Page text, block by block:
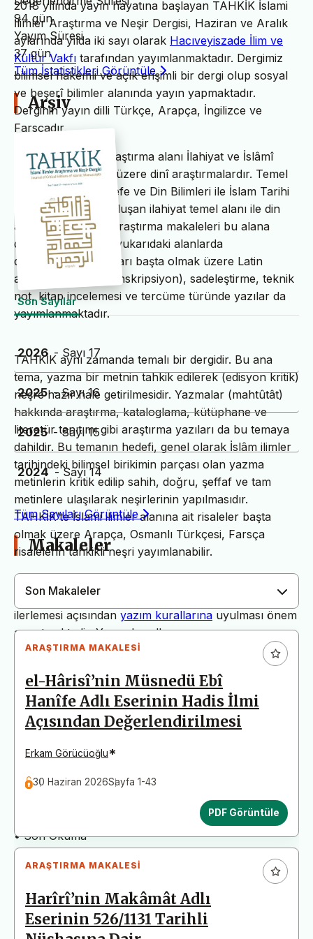
2018 yılında yayın hayatına başlayan TAHKİK İslami
İlimler Araştırma ve Neşir Dergisi, Haziran ve Aralık
aylarında yılda iki sayı olarak Hacıveyiszade İlim ve
Kültür Vakfı tarafından yayımlanmaktadır. Dergimiz
bilimsel hakemli ve açık erişimli bir dergi olup sosyal
ve beşerî bilimler alanında yayın yapmaktadır.
Derginin yayın dilli Türkçe, Arapça, İngilizce ve
Farsçadır.
TAHKİK’in temel araştırma alanı İlahiyat ve İslâmî
ilimler başta olmak üzere dinî araştırmalardır. Temel
İslam Bilimleri, Felsefe ve Din Bilimleri ile İslam Tarihi
ve Sanatları’ndan oluşan ilahiyat temel alanı ile din
alanındaki bilimsel araştırma makaleleri bu alana
dâhildir. TAHKİK’te yukarıdaki alanlarda
değerlendirme yazıları başta olmak üzere Latin
alfabesine nakil (transkripsiyon), sadeleştirme, teknik
not, kitap incelemesi ve tercüme türünde yazılar da
yayımlanmaktadır.
TAHKİK aynı zamanda temalı bir dergidir. Bu ana
tema, yazma bir metnin tahkik edilerek (edisyon kritik)
neşre hazır hale getirilmesidir. Yazmalar (mahtûtât)
hakkında araştırma, kataloglama, kütüphane ve
literatür tanıtımı gibi araştırma yazıları da bu temaya
dahildir. Bu temanın hedefi, genel olarak İslâm ilimler
tarihindeki bilimsel birikimin parçası olan yazma
metinlerin kritik edilip sahih, doğru, şeffaf ve tam
metinlere ulaşılarak neşirlerinin yapılmasıdır.
TAHKİK’te İslami ilimler alanına ait risaleler başta
olmak üzere Arapça, Osmanlı Türkçesi, Farsça
risalelerin tahkikli neşri yayımlanabilir.
Dergimiz yayın süreçlerinin daha hızlı ve sağlıklı
ilerlemesi açısından yazım kurallarına uyulması önem
arz etmektedir. Yazım kurallarına uymayan
başvurular değerlendirme aşamasına alınmadan iade
edilecektir. Bu nedenle çalışmalarınızı yüklemeden
önce çalışmanızın yazım kurallarına uygun olarak
düzenlendiğinden emin olunuz.
Yayın İnceleme Süreci (Yaklaşık 130 Gün)
• Editör İncelemesi
• Şekilsel ve Etik Ön İnceleme
• Son Okuma
94 gün
Yayım Süresi
37 gün
Tüm İstatistikleri Görüntüle
Arşiv
Son Sayılar
2026 - Sayı 17
2025 - Sayı 16
2025 - Sayı 15
2024 - Sayı 14
Tüm Sayıları Görüntüle
Makaleler
Son Makaleler
ARAŞTIRMA MAKALESI
el-Hârisî’nin Müsnedü Ebî
Hanîfe Adlı Eserinin Hadis İlmi
Açısından Değerlendirilmesi
Erkam Görücüoğlu*
30 Haziran 2026Sayfa 1-43
PDF Görüntüle
ARAŞTIRMA MAKALESI
Harîrî’nin Makâmât Adlı
Eserinin 526/1131 Tarihli